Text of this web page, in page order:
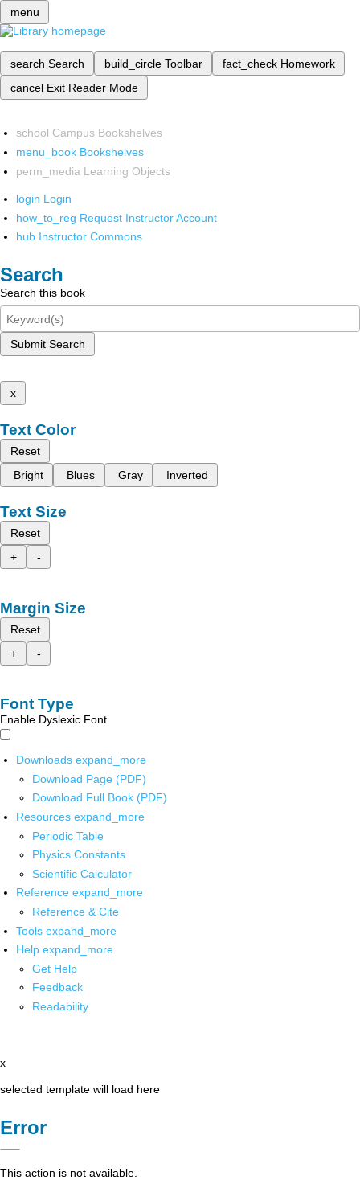
menu
search Search build_circle Toolbar fact_check Homework
cancel Exit Reader Mode
school Campus Bookshelves
menu_book Bookshelves
perm_media Learning Objects
login Login
how_to_reg Request Instructor Account
hub Instructor Commons
Search
Search this book
Submit Search
x
Text Color
Reset
Bright
Blues Gray Inverted
Text Size
Reset
+
-
Margin Size
Reset
+
-
Font Type
Enable Dyslexic Font
Downloads expand_more
Download Page (PDF)
Download Full Book (PDF)
Resources expand_more
Periodic Table
Physics Constants
Scientific Calculator
Reference expand_more
Reference & Cite
Tools expand_more
Help expand_more
Get Help
Feedback
Readability
x
selected template will load here
Error
This action is not available.